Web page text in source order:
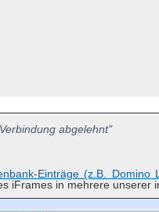
abgelehnt"
Einträge (z.B.
iFrames in mehrere